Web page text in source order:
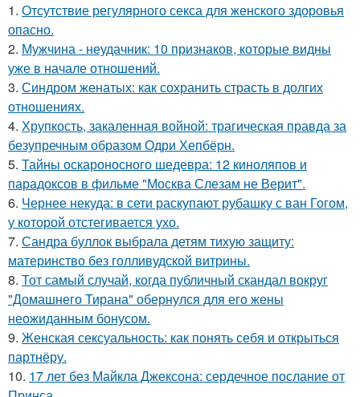
1. Отсутствие регулярного секса для женского здоровья
опасно.
2. Мужчина - неудачник: 10 признаков, которые видны
уже в начале отношений.
3. Синдром женатых: как сохранить страсть в долгих
отношениях.
4. Хрупкость, закаленная войной: трагическая правда за
безупречным образом Одри Хепбёрн.
5. Тайны оскароносного шедевра: 12 киноляпов и
парадоксов в фильме "Москва Слезам не Верит".
6. Чернее некуда: в сети раскупают рубашку с ван Гогом,
у которой отстегивается ухо.
7. Сандра буллок выбрала детям тихую защиту:
материнство без голливудской витрины.
8. Тот самый случай, когда публичный скандал вокруг
"Домашнего Тирана" обернулся для его жены
неожиданным бонусом.
9. Женская сексуальность: как понять себя и открыться
партнёру.
10. 17 лет без Майкла Джексона: сердечное послание от